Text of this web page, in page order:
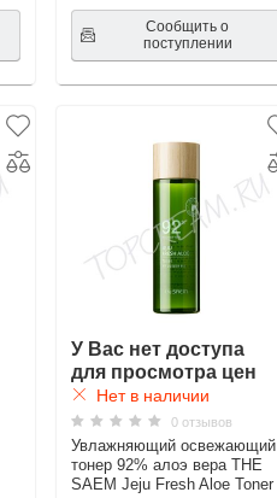
Сообщить о
поступлении
У Вас нет доступа
для просмотра цен
Нет в наличии
0 отзывов
Увлажняющий освежающий
тонер 92% алоэ вера THE
SAEM Jeju Fresh Aloe Toner